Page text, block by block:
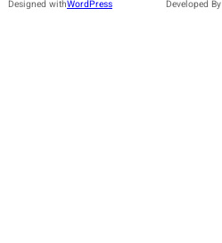
Designed withWordPress Developed By